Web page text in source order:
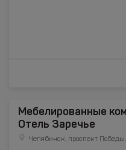
Мебелированные
Отель Заречье
Челябинск, проспект